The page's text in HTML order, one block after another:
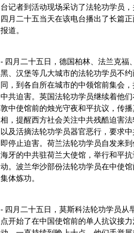
台记者到活动现场采访了法轮功学员，
四月二十五当天在该电台播出了长篇
报道。
- 四月二十五日，德国柏林、法兰克福
黑、汉堡等几大城市的法轮功学员不约
同，到各自所在城市的中领馆前集会
中共迫害。英国法轮功学员继续着他们
敦中使馆前的烛光守夜和平抗议，传播
相，提醒西方社会关注中共残酷迫害法
以及活摘法轮功学员器官恶行，要求
即停止迫害。荷兰法轮功学员自发来
海牙的中共驻荷兰大使馆，举行和平抗
动。波兰华沙部份法轮功学员在中使馆
集体炼功。
- 四月二十五日，莫斯科法轮功学员从
点开始了在中国使馆前的单人抗议接力